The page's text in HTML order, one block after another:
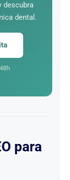
descubra
dental.
para